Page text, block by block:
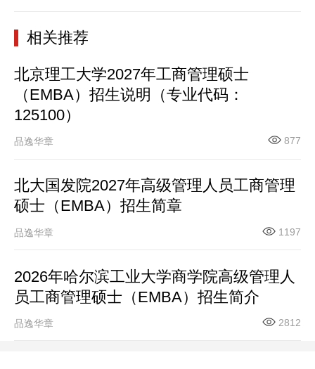
相关推荐
北京理工大学2027年工商管理硕士
（EMBA）招生说明（专业代码：
125100）
品逸华章 877
北大国发院2027年高级管理人员工商管理
硕士（EMBA）招生简章
品逸华章 1197
2026年哈尔滨工业大学商学院高级管理人
员工商管理硕士（EMBA）招生简介
品逸华章 2812